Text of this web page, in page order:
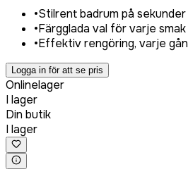
•Stilrent badrum på sekunder
•Färgglada val för varje smak
•Effektiv rengöring, varje
Logga in för att se pris
Onlinelager
I lager
Din butik
I lager